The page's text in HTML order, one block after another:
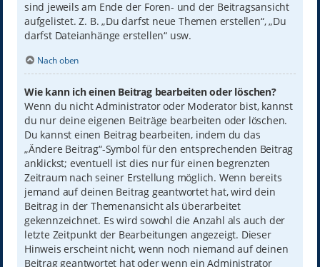
sind jeweils am Ende der Foren- und der Beitragsansicht
aufgelistet. Z. B. „Du darfst neue Themen erstellen“, „Du
darfst Dateianhänge erstellen“ usw.
Nach oben
Wie kann ich einen Beitrag bearbeiten oder löschen?
Wenn du nicht Administrator oder Moderator bist, kannst
du nur deine eigenen Beiträge bearbeiten oder löschen.
Du kannst einen Beitrag bearbeiten, indem du das
„Ändere Beitrag“-Symbol für den entsprechenden Beitrag
anklickst; eventuell ist dies nur für einen begrenzten
Zeitraum nach seiner Erstellung möglich. Wenn bereits
jemand auf deinen Beitrag geantwortet hat, wird dein
Beitrag in der Themenansicht als überarbeitet
gekennzeichnet. Es wird sowohl die Anzahl als auch der
letzte Zeitpunkt der Bearbeitungen angezeigt. Dieser
Hinweis erscheint nicht, wenn noch niemand auf deinen
Beitrag geantwortet hat oder wenn ein Administrator